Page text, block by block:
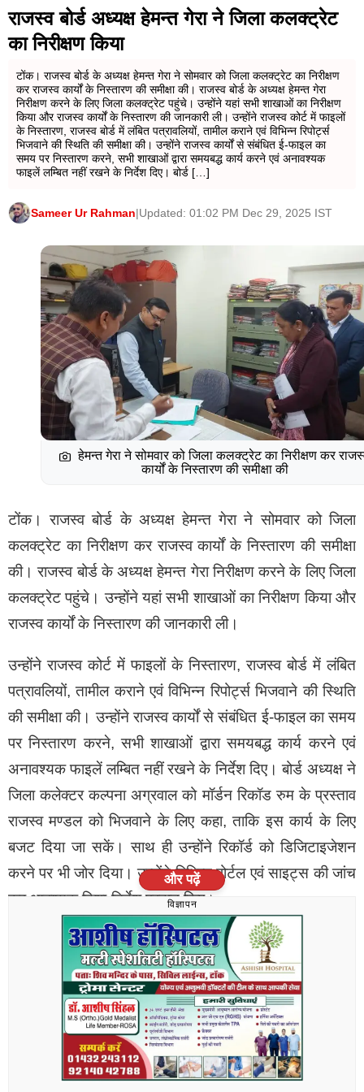
इसकी भी जांच पड़ताल की।
जयपुर में इन कोचिंग और लाइब्रेरी को किया सील
जयपुर नगर निगम के चीफ फायर अधिकारी देवेंद्र मीणा के अनुसार
कार्तिक कंपटीशन,अरावली क्लासेस,मैड गुरु,राजस्थान जेट
24,केरियर विल ऑफलाइन इंटरनेशनल क्लासेस, गुरुकुल
लाइब्रेरी, डीएन क्लासेस, मां सरस्वती लाइब्रेरी, डीएन लाइब्रेरी,
कार्तिक लाइब्रेरी को सील किया गया है पता करीब 24 कोचिंग
संस्थानों को नोटिस जारी किए गए हैं। सील किए गए कोचिंग सेंटर
और लाइब्रेरी में फायर फाइटिंग सिस्टम और एमरजैंसी एग्जिट
मानक नहीं थे।
भीलवाड़ा में इनको किया सील
भीलवाड़ा नगर निगम के फायर अधिकारी छोटू लाल ने बताया कि
आज शहर में संचालित कोचिंग सेंटर, लाइब्रेरी होटल रेस्टोरेंटों की
जांच शुरू की गई है और पहले ही दिन कॉलेज रोड सिंधु नगर में
संचालित राजस्थान कोचिंग सेंटर को सील किया गया है। उसके
बाद नागोरी गार्डन में स्थित सांवरिया होटल रोडवेज बस स्टैंड के
सामने पिक पैलेस होटल और एक महाराजा रेस्टोरेंट को सील किया
गया यहां पर्याप्त मात्रा में अग्नि सामान यंत्र और आज की सुरक्षा
संबंधी व्यवस्थाएं नहीं मिली थी इनको इस संबंध में पूर्व में भी नोटिस
दिए गए थे लेकिन इनके संचालकों द्वारा इस पर कोई ध्यान नहीं दिया
गया था इस पर आज एक कार्रवाई करते हुए इनको सील कर दिया
गया है।
उन्होंने बताया कि इसके अलावा 10 को नोटिस जारी किए गए हैं।
भीलवाड़ा में इनको दिया नोटिस
माहेश्वरी कोचिंग सेंटर
विजन क्लासेस
राजस्व बोर्ड अध्यक्ष हेमन्त गेरा ने जिला कलक्ट्रेट
का निरीक्षण किया
टोंक। राजस्व बोर्ड के अध्यक्ष हेमन्त गेरा ने सोमवार को जिला कलक्ट्रेट का निरीक्षण
कर राजस्व कार्यों के निस्तारण की समीक्षा की। राजस्व बोर्ड के अध्यक्ष हेमन्त गेरा
निरीक्षण करने के लिए जिला कलक्ट्रेट पहुंचे। उन्होंने यहां सभी शाखाओं का निरीक्षण
किया और राजस्व कार्यों के निस्तारण की जानकारी ली। उन्होंने राजस्व कोर्ट में फाइलों
के निस्तारण, राजस्व बोर्ड में लंबित पत्रावलियों, तामील कराने एवं विभिन्न रिपोर्ट्स
भिजवाने की स्थिति की समीक्षा की। उन्होंने राजस्व कार्यों से संबंधित ई-फाइल का
समय पर निस्तारण करने, सभी शाखाओं द्वारा समयबद्ध कार्य करने एवं अनावश्यक
फाइलें लम्बित नहीं रखने के निर्देश दिए। बोर्ड […]
Sameer Ur Rahman|Updated: 01:02 PM Dec 29, 2025 IST
हेमन्त गेरा ने सोमवार को जिला कलक्ट्रेट का निरीक्षण कर
कार्यों के निस्तारण की समीक्षा की
टोंक। राजस्व बोर्ड के अध्यक्ष हेमन्त गेरा ने सोमवार को जिला
कलक्ट्रेट का निरीक्षण कर राजस्व कार्यों के निस्तारण की समीक्षा
की। राजस्व बोर्ड के अध्यक्ष हेमन्त गेरा निरीक्षण करने के लिए जिला
कलक्ट्रेट पहुंचे। उन्होंने यहां सभी शाखाओं का निरीक्षण किया और
राजस्व कार्यों के निस्तारण की जानकारी ली।
उन्होंने राजस्व कोर्ट में फाइलों के निस्तारण, राजस्व बोर्ड में लंबित
पत्रावलियों, तामील कराने एवं विभिन्न रिपोर्ट्स भिजवाने की स्थिति
की समीक्षा की। उन्होंने राजस्व कार्यों से संबंधित ई-फाइल का समय
पर निस्तारण करने, सभी शाखाओं द्वारा समयबद्ध कार्य करने एवं
अनावश्यक फाइलें लम्बित नहीं रखने के निर्देश दिए। बोर्ड अध्यक्ष ने
जिला कलेक्टर कल्पना अग्रवाल को मॉर्डन रिकॉड रुम के प्रस्ताव
राजस्व मण्डल को भिजवाने के लिए कहा, ताकि इस कार्य के लिए
बजट दिया जा सकें। साथ ही उन्होंने रिकॉर्ड को डिजिटाइजेशन
करने पर भी जोर दिया। उन्होंने विभिन्न पोर्टल एवं साइट्स की जांच
कर आवश्यक दिशा-निर्देश प्रदान किए।
इस अवसर पर अतिरिक्त जिला कलक्टर रामरतन सौंकरिया,
भूप्रबंध अधिकारी सुरेश कुमार चौधरी, सीईओ परशुराम धानका,
एसडीएम टोंक हुक्मीचन्द रोहलानिया, एडीएम मालपुरा विनोद कुमार
मीना सहित राजस्व विभाग के वरिष्ठ अधिकारी एवं कर्मचारी उपस्थित
और पढ़ें
विज्ञापन